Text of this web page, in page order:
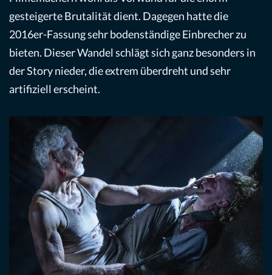
gesteigerte Brutalität dient. Dagegen hatte die
2016er-Fassung sehr bodenständige Einbrecher zu
bieten. Dieser Wandel schlägt sich ganz besonders in
der Story nieder, die extrem überdreht und sehr
artifiziell erscheint.